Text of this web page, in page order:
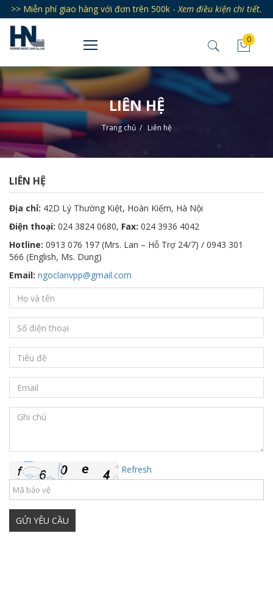
>> Miễn phí giao hàng với đơn trên 500k -Xem điều kiện chi tiết.
0
LIÊN HỆ
Trang chủ / Liên hệ
LIÊN HỆ
Địa chỉ: 42D Lý Thường Kiệt, Hoàn Kiếm, Hà Nội
Điện thoại: 024 3824 0680, Fax: 024 3936 4042
Hotline: 0913 076 197 (Mrs. Lan – Hỗ Trợ 24/7) / 0943 301
566 (English, Ms. Dung)
Email: ngoclanvpp@gmail.com
Refresh